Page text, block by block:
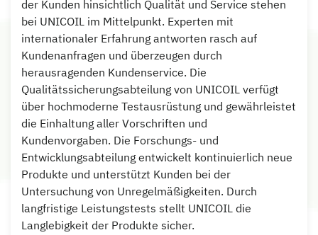
der Kunden hinsichtlich Qualität und Service stehen
bei UNICOIL im Mittelpunkt. Experten mit
internationaler Erfahrung antworten rasch auf
Kundenanfragen und überzeugen durch
herausragenden Kundenservice. Die
Qualitätssicherungsabteilung von UNICOIL verfügt
über hochmoderne Testausrüstung und gewährleistet
die Einhaltung aller Vorschriften und
Kundenvorgaben. Die Forschungs- und
Entwicklungsabteilung entwickelt kontinuierlich neue
Produkte und unterstützt Kunden bei der
Untersuchung von Unregelmäßigkeiten. Durch
langfristige Leistungstests stellt UNICOIL die
Langlebigkeit der Produkte sicher.